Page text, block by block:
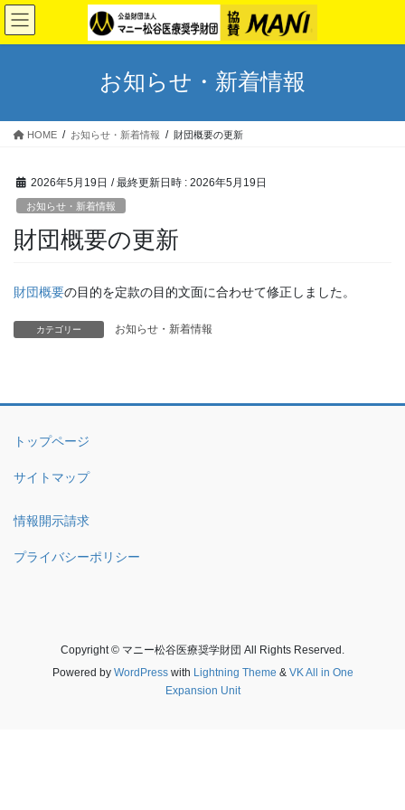
コ
ン
テ
ス
ナ
ビ
ゲ
ン
お知らせ・新着情報
HOME お知らせ・新着情報 財団概要の更新
2026年5月19日 / 最終更新日時 : 2026年5月19日
お知らせ・新着情報
財団概要の更新
財団概要の目的を定款の目的文面に合わせて修正しました。
カテゴリー お知らせ・新着情報
トップページ
サイトマップ
情報開示請求
プライバシーポリシー
Copyright © マニー松谷医療奨学財団 All Rights Reserved.
Powered by WordPresswith Lightning Theme & VK All in One
Expansion Unit